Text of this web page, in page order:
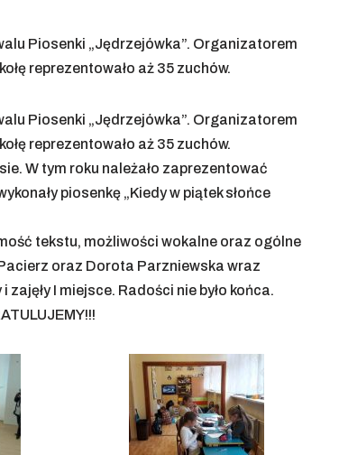
Piosenki „Jędrzejówka”. Organizatorem
reprezentowało aż 35 zuchów.
Piosenki „Jędrzejówka”. Organizatorem
reprezentowało aż 35 zuchów.
W tym roku należało zaprezentować
piosenkę „Kiedy w piątek słońce
tekstu, możliwości wokalne oraz ogólne
oraz Dorota Parzniewska wraz
I miejsce. Radości nie było końca.